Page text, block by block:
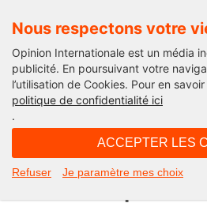
Nous respectons votre
Opinion Internationale est un média
publicité. En poursuivant votre
l’utilisation de Cookies. Pour en
politique de confidentialité ici
.
ACCEPTER LES
Refuser Je paramètre mes choix
Edito
Ode à l’Opéra :